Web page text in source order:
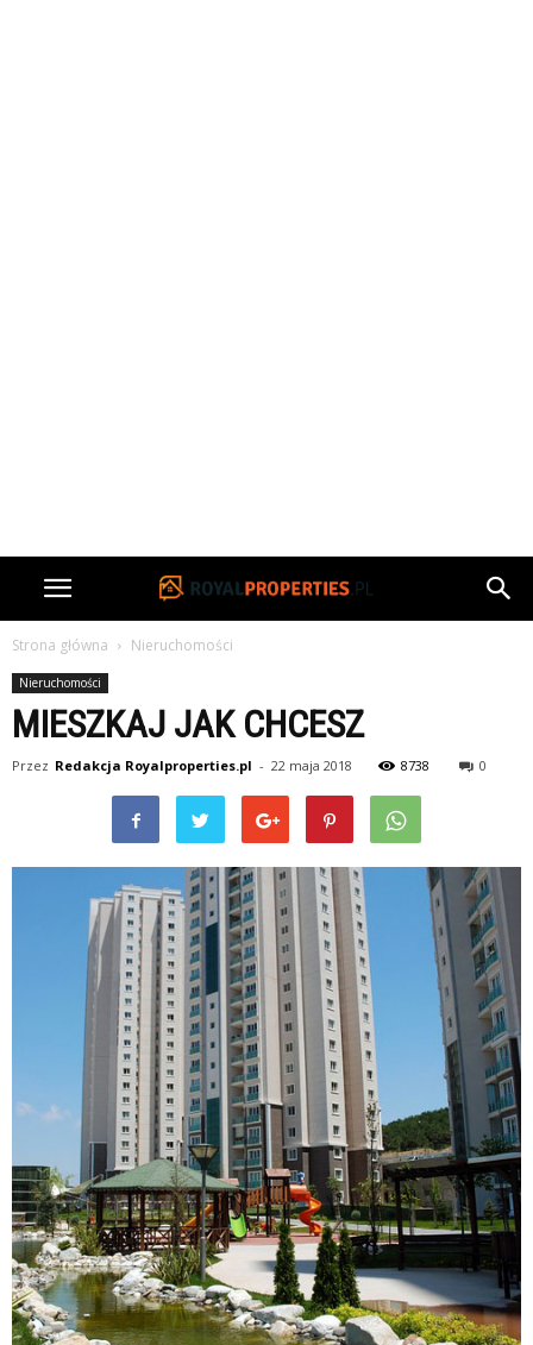
Strona główna Nieruchomości
Nieruchomości
MIESZKAJ JAK CHCESZ
Przez Redakcja Royalproperties.pl - 22 maja 2018 8738 0